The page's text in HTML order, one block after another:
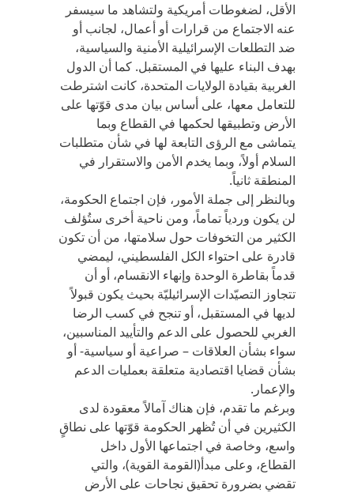
الأقل، لضغوطات أمريكية ولتشاهد ما سيسفر
عنه الاجتماع من قرارات أو أعمال، لجانب أو
ضد التطلعات الإسرائيلية الأمنية والسياسية،
بهدف البناء عليها في المستقبل. كما أن الدول
الغربية بقيادة الولايات المتحدة، كانت اشترطت
للتعامل معها، على أساس بيان مدى قوّتها على
الأرض وتطبيقها لحكمها في القطاع وبما
يتماشى مع الرؤى التابعة لها في شأن متطلبات
السلام أولاً، وبما يخدم الأمن والاستقرار في
المنطقة ثانياً.
وبالنظر إلى جملة الأمور، فإن اجتماع الحكومة،
لن يكون وردياً تماماً، ومن ناحية أخرى ستُؤلف
الكثير من التخوفات حول سلامتها، من أن تكون
قادرة على احتواء الكل الفلسطيني، ليمضي
قدماً بقاطرة الوحدة وإنهاء الانقسام، أو أن
تتجاوز التصيّدات الإسرائيليّة بحيث يكون قبولاً
لديها في المستقبل، أو تنجح في كسب الرضا
الغربي للحصول على الدعم والتأييد المناسبين،
سواء بشأن العلاقات – صراعية أو سياسية- أو
بشأن قضايا اقتصادية متعلقة بعمليات الدعم
والإعمار.
وبرغم ما تقدم، فإن هناك آمالاً معقودة لدى
الكثيرين في أن تُظهر الحكومة قوّتها على نطاقٍ
واسع، وخاصة في اجتماعها الأول داخل
القطاع، وعلى مبدأ(القومة القوية)، والتي
تقضي بضرورة تحقيق نجاحات على الأرض